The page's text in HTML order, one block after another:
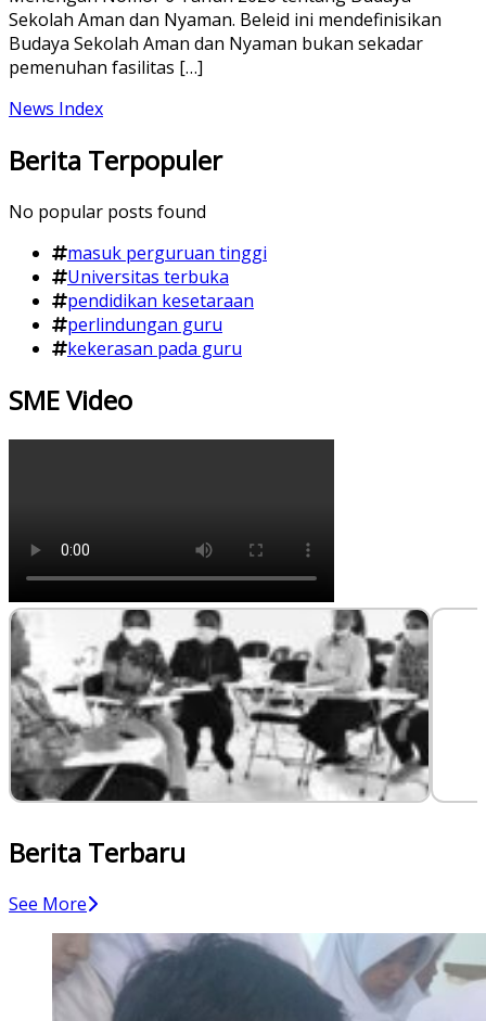
Sekolah Aman dan Nyaman. Beleid ini mendefinisikan
Budaya Sekolah Aman dan Nyaman bukan sekadar
pemenuhan fasilitas […]
News Index
Berita Terpopuler
No popular posts found
masuk perguruan tinggi
Universitas terbuka
pendidikan kesetaraan
perlindungan guru
kekerasan pada guru
SME Video
Berita Terbaru
See More